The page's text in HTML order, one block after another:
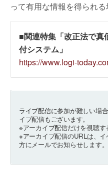
って有用な情報を得られる
■関連特集「改正法で真
付システム」
https://www.logi-
ライブ配信に参加が難しい場
イブ配信もございます。
※アーカイブ配信だけを視聴す
※アーカイブ配信のURLは、
⽅にメールでお知らせします。